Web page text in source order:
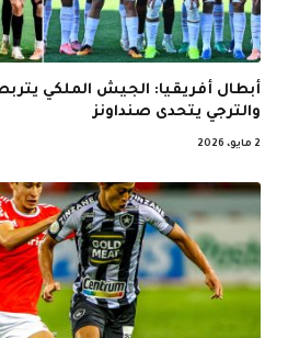
أبطال أفريقيا: الجيش الملكي
والترجي يتحدى صنداونز
2 مايو، 2026